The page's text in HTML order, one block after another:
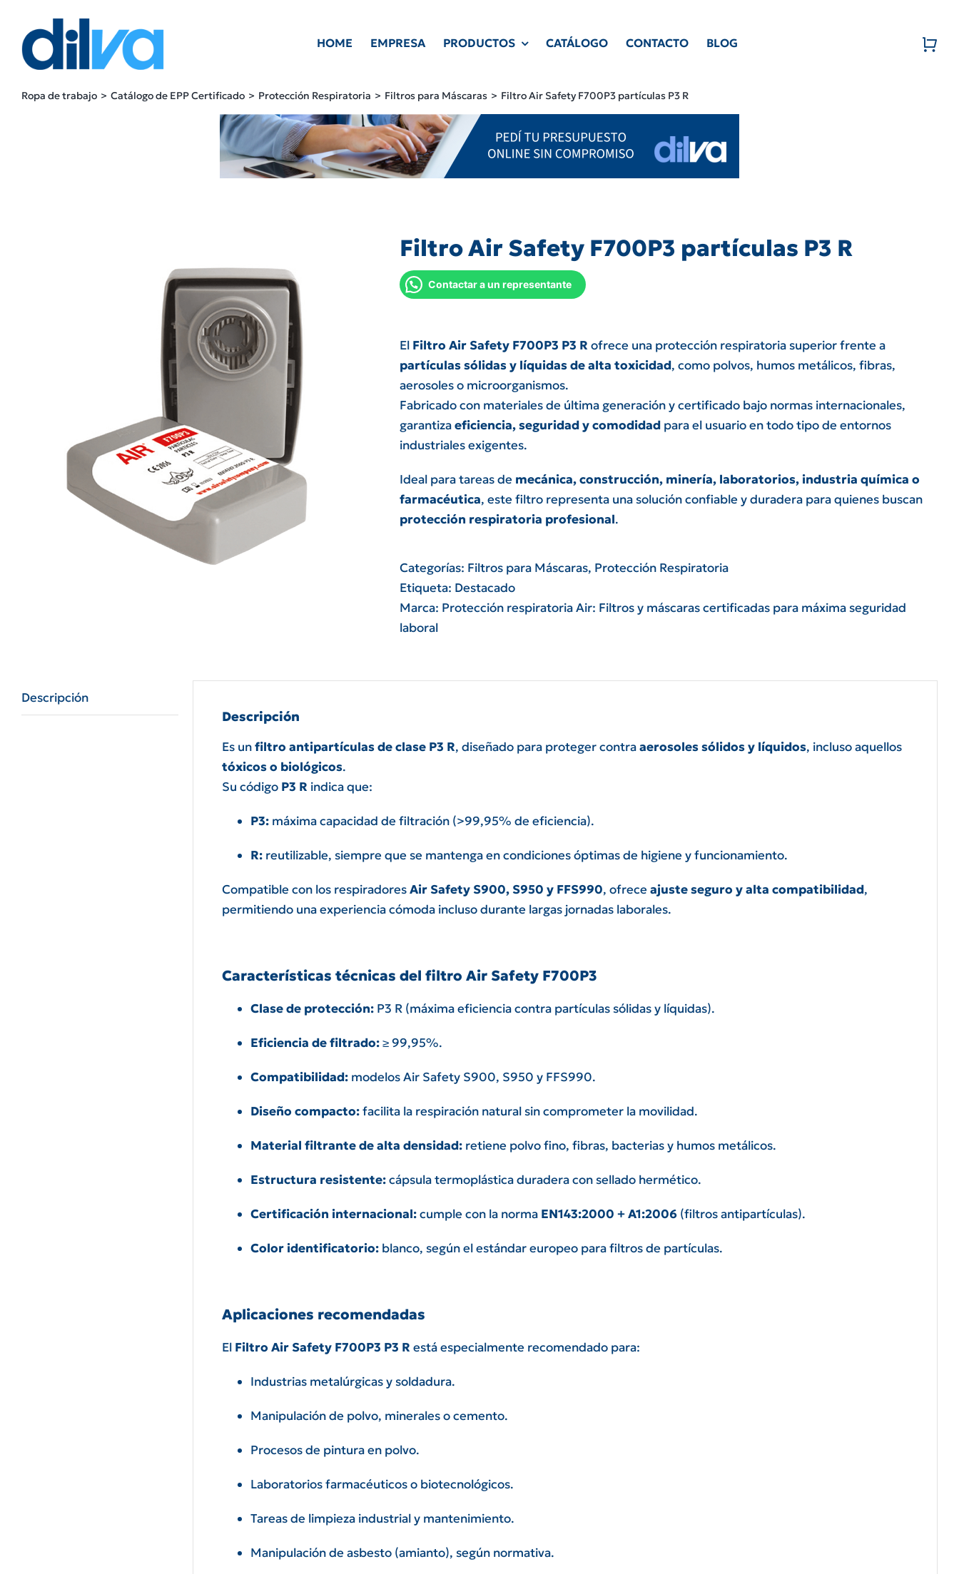
content
HOME EMPRESA PRODUCTOS CATÁLOGO CONTACTO BLOG
Ropa de trabajo Catálogo de EPP Certificado Protección Respiratoria Filtros para Máscaras Filtro Air Safety F700P3 partículas P3 R
Filtro Air Safety F700P3 partículas P3 R
Contactar a un representante
El Filtro Air Safety F700P3 P3 R ofrece una protección respiratoria superior frente a
partículas sólidas y líquidas de alta toxicidad, como polvos, humos metálicos, fibras,
aerosoles o microorganismos.
Fabricado con materiales de última generación y certificado bajo normas internacionales,
garantizaeficiencia, seguridad y comodidad para el usuario en todo tipo de entornos
industriales exigentes.
Ideal para tareas de mecánica, construcción, minería, laboratorios, industria química o
farmacéutica, este filtro representa una solución confiable y duradera para quienes buscan
protección respiratoria profesional.
Categorías: Filtros para Máscaras, Protección Respiratoria
Etiqueta: Destacado
Marca: Protección respiratoria Air: Filtros y máscaras certificadas para máxima seguridad
laboral
Descripción
Descripción
Es unfiltro antipartículas de clase P3 R, diseñado para proteger contraaerosoles sólidos y líquidos, incluso aquellos
tóxicos o biológicos.
Su código P3 R indica que:
P3: máxima capacidad de filtración (>99,95% de eficiencia).
R: reutilizable, siempre que se mantenga en condiciones óptimas de higiene y funcionamiento.
Compatible con los respiradoresAir Safety S900, S950 y FFS990, ofreceajuste seguro y alta compatibilidad,
permitiendo una experiencia cómoda incluso durante largas jornadas laborales.
Características técnicas del filtro Air Safety F700P3
Clase de protección: P3 R (máxima eficiencia contra partículas sólidas y líquidas).
Eficiencia de filtrado:≥ 99,95%.
Compatibilidad: modelos Air Safety S900, S950 y FFS990.
Diseño compacto:facilita la respiración natural sin comprometer la movilidad.
Material filtrante de alta densidad: retiene polvo fino, fibras, bacterias y humos metálicos.
Estructura resistente:cápsula termoplástica duradera con sellado hermético.
Certificación internacional:cumple con la norma EN143:2000 + A1:2006 (filtros antipartículas).
Color identificatorio: blanco, según el estándar europeo para filtros de partículas.
Aplicaciones recomendadas
El Filtro Air Safety F700P3 P3 R está especialmente recomendado para:
Industrias metalúrgicas y soldadura.
Manipulación de polvo, minerales o cemento.
Procesos de pintura en polvo.
Laboratorios farmacéuticos o biotecnológicos.
Tareas de limpieza industrial y mantenimiento.
Manipulación de asbesto (amianto), según normativa.